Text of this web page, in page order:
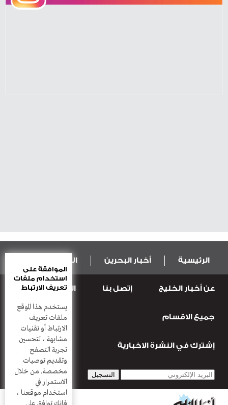
الرئيسية أخبار البحرين المال و الاقتصاد
عربية ودولية الرياضة
قضـايــا وحـــوادث أعمدة
عن أخبار الخليج إتصل بنا المطبعة
جميع الاقسام
إشترك في النشرة الاخبارية
الموافقة على
استخدام ملفات
تعريف الارتباط
يستخدم هذا الموقع
ملفات تعريف
الارتباط أو تقنيات
مشابهة ، لتحسين
تجربة التصفح
وتقديم توصيات
مخصصة. من خلال
الاستمرار في
استخدام موقعنا ،